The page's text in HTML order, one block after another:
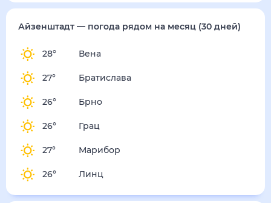
Айзенштадт — погода рядом на месяц (30 дней)
28° Вена
27° Братислава
26° Брно
26° Грац
27° Марибор
26° Линц